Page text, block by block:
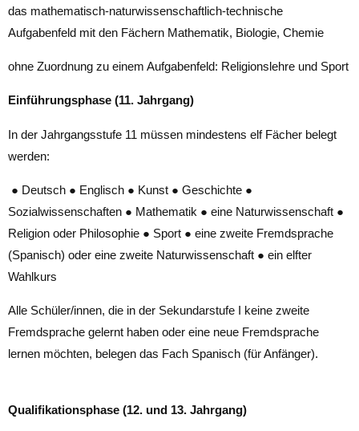
das mathematisch-naturwissenschaftlich-technische
Aufgabenfeld mit den Fächern Mathematik, Biologie, Chemie
ohne Zuordnung zu einem Aufgabenfeld: Religionslehre und Sport
Einführungsphase (11. Jahrgang)
In der Jahrgangsstufe 11 müssen mindestens elf Fächer belegt
werden:
● Deutsch ● Englisch ● Kunst ● Geschichte ●
Sozialwissenschaften ● Mathematik ● eine Naturwissenschaft ●
Religion oder Philosophie ● Sport ● eine zweite Fremdsprache
(Spanisch) oder eine zweite Naturwissenschaft ● ein elfter
Wahlkurs
Alle Schüler/innen, die in der Sekundarstufe I keine zweite
Fremdsprache gelernt haben oder eine neue Fremdsprache
lernen möchten, belegen das Fach Spanisch (für Anfänger).
Qualifikationsphase (12. und 13. Jahrgang)